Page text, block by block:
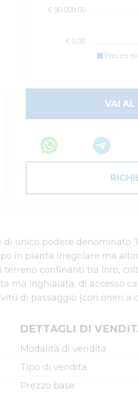
Prezzo
€ 90.000,00
€ 0,00
VAI AL
unico podere denominato
in pianta irregolare ma
confinanti tra loro,
ma inghiaiata, di accesso
di passaggio (con oneri a
DETTAGLI DI
Modalità di vendita
Tipo di vendita
Prezzo base